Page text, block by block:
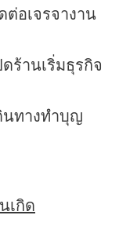
อเจรจางาน
ร้านเริ่มธุรกิจ
นทางทำบุญ
เกิด